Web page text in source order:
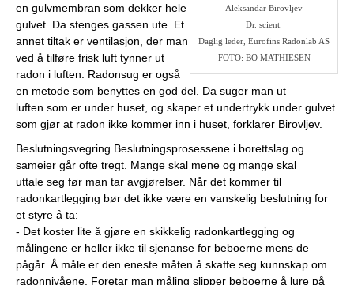
Aleksandar Birovljev
Dr. scient.
Daglig leder, Eurofins Radonlab AS
FOTO: BO MATHIESEN
en gulvmembran som dekker hele
gulvet. Da stenges gassen ute. Et
annet tiltak er ventilasjon, der man
ved å tilføre frisk luft tynner ut
radon i luften. Radonsug er også
en metode som benyttes en god del. Da suger man ut
luften som er under huset, og skaper et undertrykk under gulvet
som gjør at radon ikke kommer inn i huset, forklarer Birovljev.
Beslutningsvegring Beslutningsprosessene i borettslag og
sameier går ofte tregt. Mange skal mene og mange skal
uttale seg før man tar avgjørelser. Når det kommer til
radonkartlegging bør det ikke være en vanskelig beslutning for
et styre å ta:
- Det koster lite å gjøre en skikkelig radonkartlegging og
målingene er heller ikke til sjenanse for beboerne mens de
pågår. Å måle er den eneste måten å skaffe seg kunnskap om
radonnivåene. Foretar man måling slipper beboerne å lure på